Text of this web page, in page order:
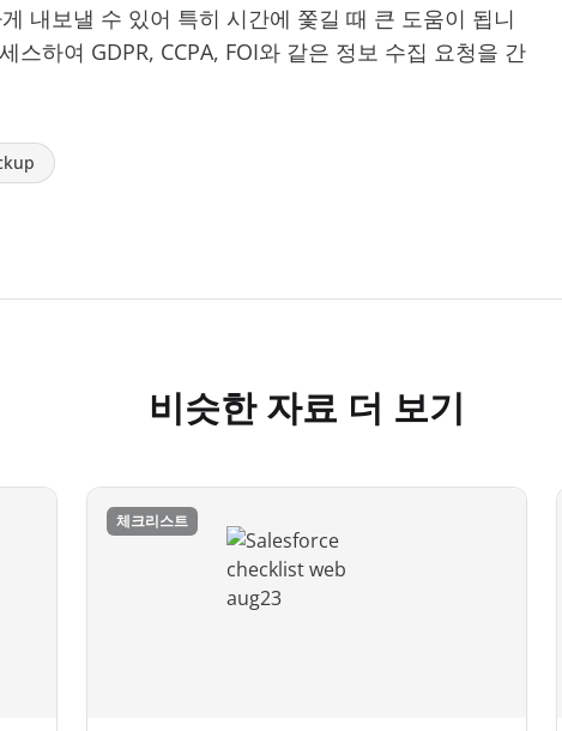
내보낼 수 있어 특히 시간에 쫓길 때 큰 도움이 됩니
스하여 GDPR, CCPA, FOI와 같은 정보 수집 요청을 간
비슷한 자료 더 보기
체크리스트